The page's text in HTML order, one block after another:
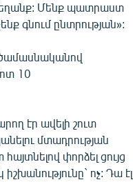
եղանք: Մենք պատրաստ
գնում ընտրության»:
10
էր ավելի շուտ
մտադրության
փորձել ցույց
ոչ: Դա էլ